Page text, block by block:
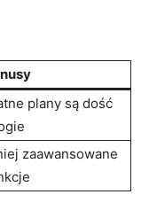
plany są dość
zaawansowane